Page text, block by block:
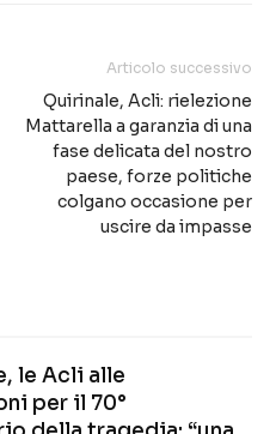
Articolo successivo
Quirinale, Acli: rielezione
Mattarella a garanzia di una
fase delicata del nostro
paese, forze politiche
colgano occasione per
uscire da impasse
le Acli alle
per il 70°